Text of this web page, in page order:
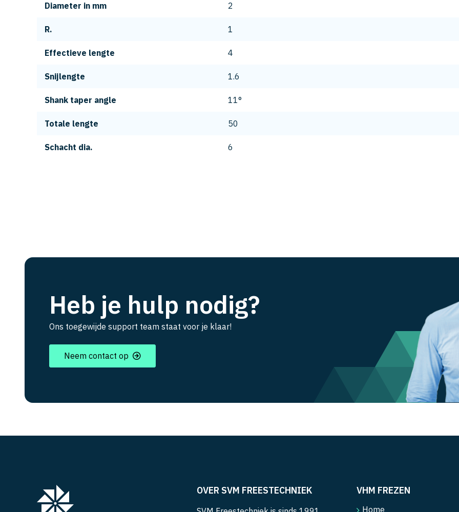
Diameter in mm 2
R. 1
Effectieve lengte 4
Snijlengte 1.6
Shank taper angle 11°
Totale lengte 50
Schacht dia. 6
Heb je hulp nodig?
Ons toegewijde support team staat voor je klaar!
Neem contact op
OVER SVM FREESTECHNIEK VHM FREZEN
Home